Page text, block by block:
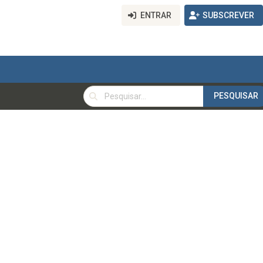
ENTRAR SUBSCREVER
PESQUISAR
PESQUISAR